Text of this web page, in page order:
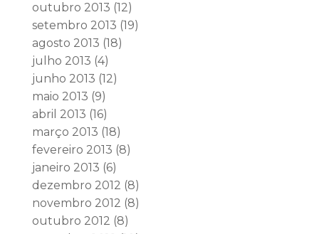
outubro 2013 (12)
setembro 2013 (19)
agosto 2013 (18)
julho 2013 (4)
junho 2013 (12)
maio 2013 (9)
abril 2013 (16)
março 2013 (18)
fevereiro 2013 (8)
janeiro 2013 (6)
dezembro 2012 (8)
novembro 2012 (8)
outubro 2012 (8)